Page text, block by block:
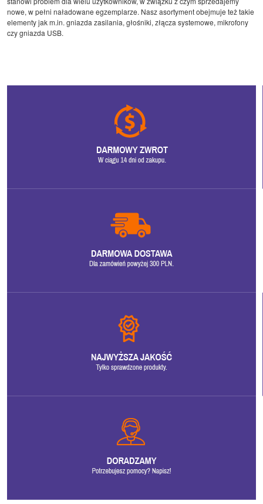
nowe, w pełni naładowane egzemplarze. Nasz asortyment obejmuje też takie
elementy jak m.in. gniazda zasilania, głośniki, złącza systemowe, mikrofony
czy gniazda USB.